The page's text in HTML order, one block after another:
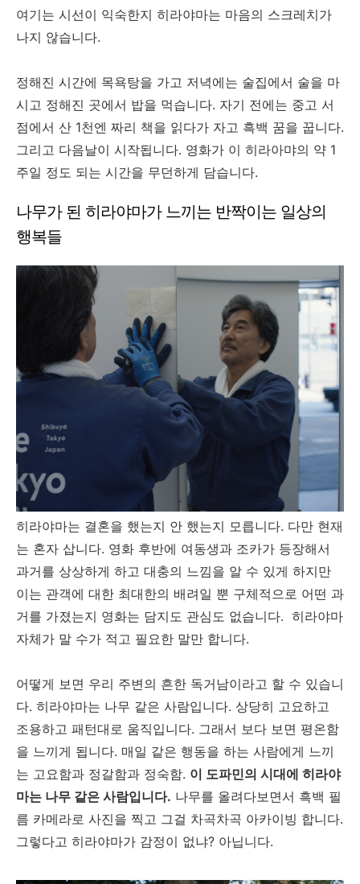
여기는 시선이 익숙한지 히라야마는 마음의 스크레치가
나지 않습니다.
정해진 시간에 목욕탕을 가고 저녁에는 술집에서 술을 마
시고 정해진 곳에서 밥을 먹습니다. 자기 전에는 중고 서
점에서 산 1천엔 짜리 책을 읽다가 자고 흑백 꿈을 꿉니다.
그리고 다음날이 시작됩니다. 영화가 이 히라아먀의 약 1
주일 정도 되는 시간을 무던하게 담습니다.
나무가 된 히라야마가 느끼는 반짝이는 일상의
행복들
히라야마는 결혼을 했는지 안 했는지 모릅니다. 다만 현재
는 혼자 삽니다. 영화 후반에 여동생과 조카가 등장해서
과거를 상상하게 하고 대충의 느낌을 알 수 있게 하지만
이는 관객에 대한 최대한의 배려일 뿐 구체적으로 어떤 과
거를 가졌는지 영화는 담지도 관심도 없습니다. 히라야마
자체가 말 수가 적고 필요한 말만 합니다.
어떻게 보면 우리 주변의 흔한 독거남이라고 할 수 있습니
다. 히라야마는 나무 같은 사람입니다. 상당히 고요하고
조용하고 패턴대로 움직입니다. 그래서 보다 보면 평온함
을 느끼게 됩니다. 매일 같은 행동을 하는 사람에게 느끼
는 고요함과 정갈함과 정숙함. 이 도파민의 시대에 히라야
마는 나무 같은 사람입니다. 나무를 올려다보면서 흑백 필
름 카메라로 사진을 찍고 그걸 차곡차곡 아카이빙 합니다.
그렇다고 히라야마가 감정이 없냐? 아닙니다.